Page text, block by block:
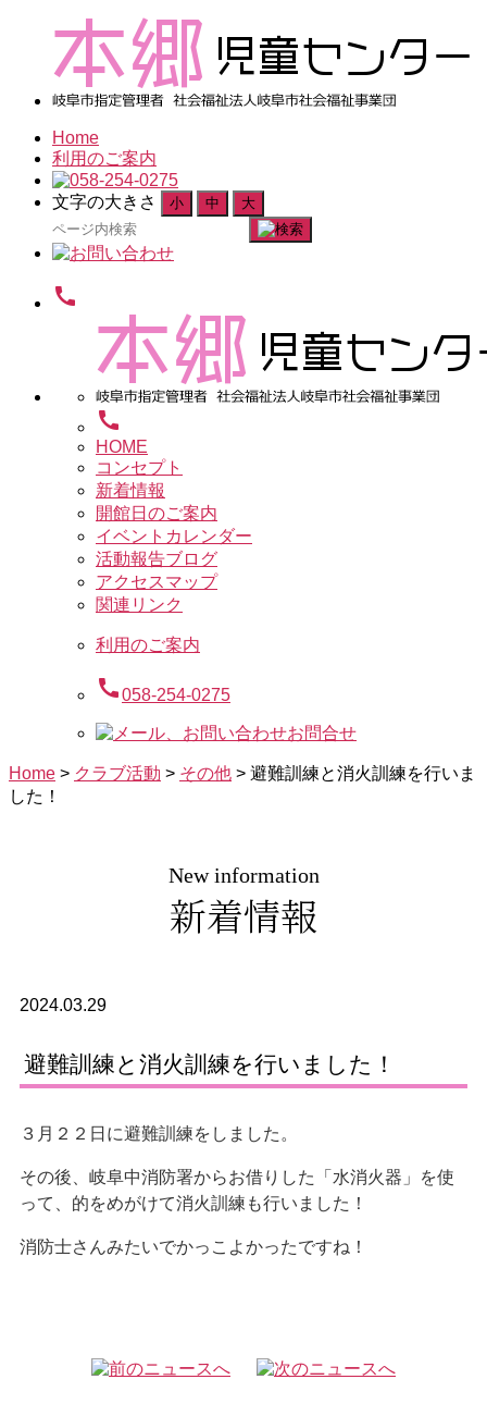
Home
利用のご案内
文字の大きさ 小 中 大
検
索
象:
call
call
HOME
コンセプト
新着情報
開館日のご案内
イベントカレンダー
活動報告ブログ
アクセスマップ
関連リンク
利用のご案内
call058-254-0275
お問合せ
Home > クラブ活動 > その他 > 避難訓練と消火訓練を行いま
した！
New information
新着情報
2024.03.29
避難訓練と消火訓練を行いました！
３月２２日に避難訓練をしました。
その後、岐阜中消防署からお借りした「水消火器」を使
って、的をめがけて消火訓練も行いました！
消防士さんみたいでかっこよかったですね！